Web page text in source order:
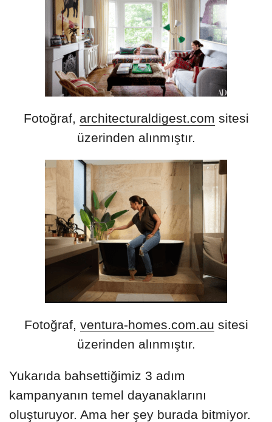
Fotoğraf, architecturaldigest.com sitesi
üzerinden alınmıştır.
Fotoğraf, ventura-homes.com.au sitesi
üzerinden alınmıştır.
Yukarıda bahsettiğimiz 3 adım
kampanyanın temel dayanaklarını
oluşturuyor. Ama her şey burada bitmiyor.